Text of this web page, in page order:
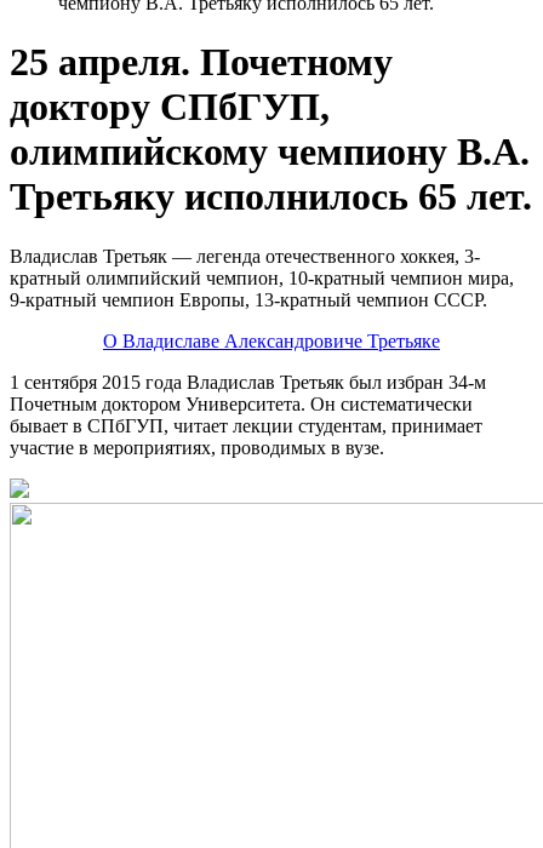
25 апреля. Почетному
доктору СПбГУП,
олимпийскому чемпиону В.А.
Третьяку исполнилось 65 лет.
Владислав Третьяк — легенда отечественного хоккея, 3-
кратный олимпийский чемпион, 10-кратный чемпион мира,
9-кратный чемпион Европы, 13-кратный чемпион СССР.
О Владиславе Александровиче Третьяке
1 сентября 2015 года Владислав Третьяк был избран 34-м
Почетным доктором Университета. Он систематически
бывает в СПбГУП, читает лекции студентам, принимает
участие в мероприятиях, проводимых в вузе.